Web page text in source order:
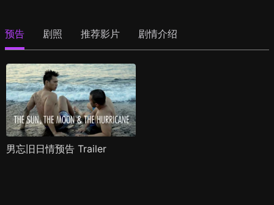
预告 剧照 推荐影片 剧情介绍
男忘旧日情预告 Trailer